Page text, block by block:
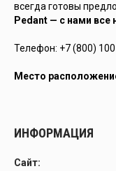
всегда готовы
Pedant — с нами все
Телефон: +7 (800)
Место
ИНФОРМАЦИЯ
Сайт: